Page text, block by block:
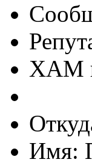
ХАМ
Имя: